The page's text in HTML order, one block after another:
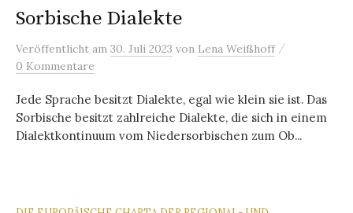
Sorbische Dialekte
Veröffentlicht am 30. Juli 2023 von Lena Weißhoff /
0 Kommentare
Jede Sprache besitzt Dialekte, egal wie klein sie ist. Das
Sorbische besitzt zahlreiche Dialekte, die sich in einem
Dialektkontinuum vom Niedersorbischen zum Ob...